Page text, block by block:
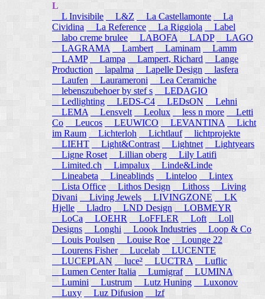
L
L Invisibile
L&Z La Castellamonte
La
Cividina
La Reference La Riggiola
Label
labo creme brulee
LABOFA LADP
LAGO
LAGRAMA
Lambert Laminam
Lamm
LAMP
Lampa Lampert, Richard
Lange
Production
lapalma Lapelle Design
lasfera
Laufen
Laurameroni
Lea Ceramiche
lebenszubehoer by stef s
LEDAGIO
Ledlighting
LEDS-C4 LEDsON
Lehni
LEMA
Lensvelt Leolux less n more
Letti
Co
Leucos LEUWICO LEVANTINA
Licht
im Raum
Lichterloh Lichtlauf lichtprojekte
LIEHT
Light&Contrast Lightnet
Lightyears
Ligne Roset
Lillian oberg
Lily Latifi
Limited.ch
Limpalux
Linde&Linde
Lineabeta
Lineablinds Linteloo
Lintex
Lista Office Lithos Design Lithoss
Living
Divani
Living Jewels LIVINGZONE
LK
Hjelle
Lladro LND Design
LOBMEYR
LoCa
LOEHR LoFFLER Loft
Loll
Designs
Longhi Loook Industries
Loop & Co
Louis Poulsen
Louise Roe
Lounge 22
Lourens Fisher
Lucelab
LUCENTE
LUCEPLAN
luce² LUCTRA
Luflic
Lumen Center Italia
Lumigraf
LUMINA
Lumini
Lustrum Lutz Huning
Luxonov
Luxy
Luz Difusion lzf